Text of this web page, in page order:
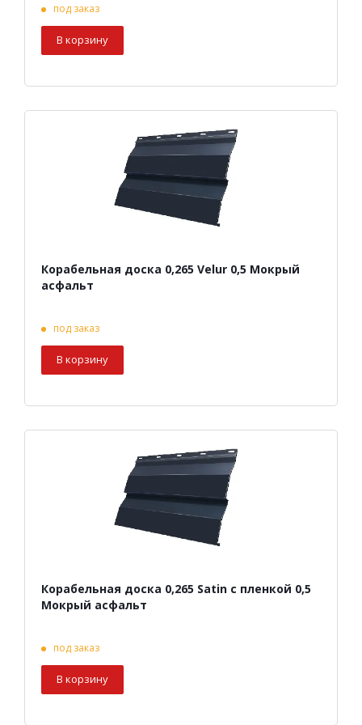
под заказ
В корзину
Корабельная доска 0,265 Velur 0,5 Мокрый
асфальт
под заказ
В корзину
Корабельная доска 0,265 Satin с пленкой 0,5
Мокрый асфальт
под заказ
В корзину